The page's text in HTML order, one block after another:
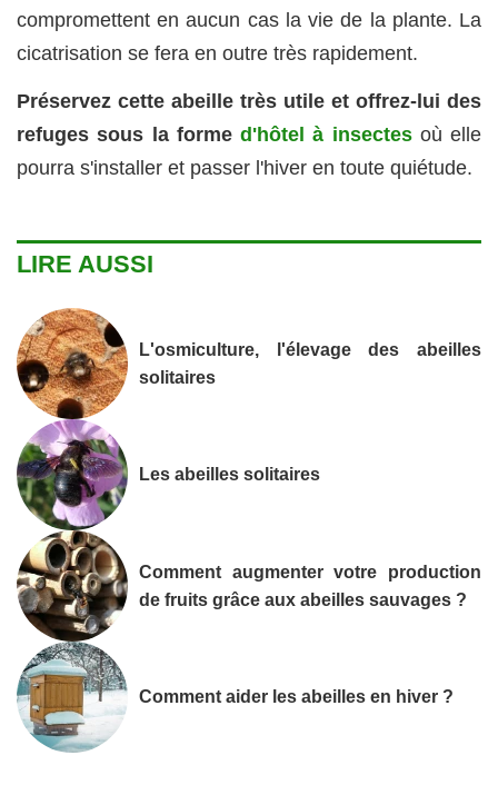
compromettent en aucun cas la vie de la plante. La
cicatrisation se fera en outre très rapidement.
Préservez cette abeille très utile et offrez-lui des
refuges sous la forme d'hôtel à insectesoù elle
pourra s'installer et passer l'hiver en toute quiétude.
LIRE AUSSI
L'osmiculture, l'élevage des abeilles
solitaires
Les abeilles solitaires
Comment augmenter votre production
de fruits grâce aux abeilles sauvages ?
Comment aider les abeilles en hiver ?